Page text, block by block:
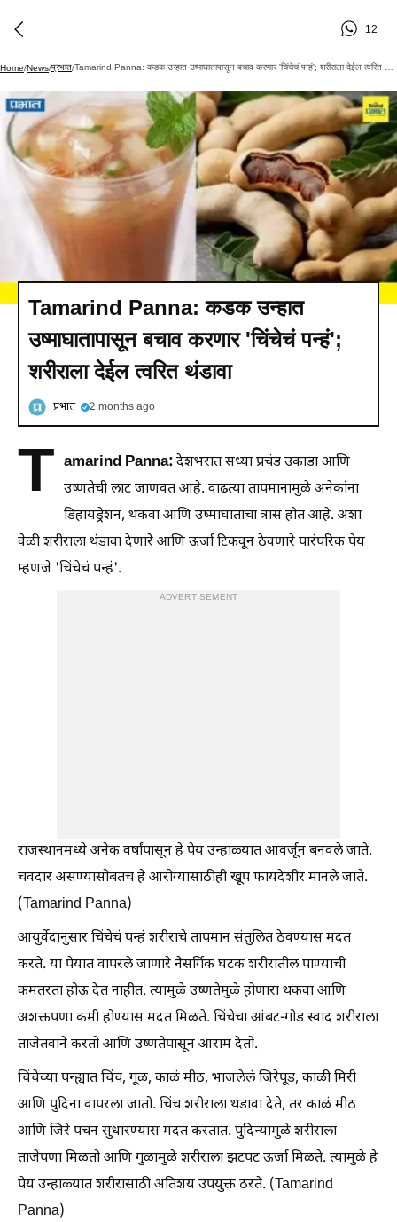
12
Home/News/प्रभात/
Tamarind Panna: कडक उन्हात
उष्माघातापासून बचाव करणार 'चिंचेचं पन्हं';
शरीराला देईल त्वरित थंडावा
प्रभात 2 months ago
T amarind Panna:देशभरात सध्या प्रचंड उकाडा आणि
उष्णतेची लाट जाणवत आहे. वाढत्या तापमानामुळे अनेकांना
डिहायड्रेशन, थकवा आणि उष्माघाताचा त्रास होत आहे. अशा
वेळी शरीराला थंडावा देणारे आणि ऊर्जा टिकवून ठेवणारे पारंपरिक पेय
म्हणजे 'चिंचेचं पन्हं'.
ADVERTISEMENT
राजस्थानमध्ये अनेक वर्षांपासून हे पेय उन्हाळ्यात आवर्जून बनवले जाते.
चवदार असण्यासोबतच हे आरोग्यासाठीही खूप फायदेशीर मानले जाते.
(Tamarind Panna)
आयुर्वेदानुसार चिंचेचं पन्हं शरीराचे तापमान संतुलित ठेवण्यास मदत
करते. या पेयात वापरले जाणारे नैसर्गिक घटक शरीरातील पाण्याची
कमतरता होऊ देत नाहीत. त्यामुळे उष्णतेमुळे होणारा थकवा आणि
अशक्तपणा कमी होण्यास मदत मिळते. चिंचेचा आंबट-गोड स्वाद शरीराला
ताजेतवाने करतो आणि उष्णतेपासून आराम देतो.
चिंचेच्या पन्ह्यात चिंच, गूळ, काळं मीठ, भाजलेलं जिरेपूड, काळी मिरी
आणि पुदिना वापरला जातो. चिंच शरीराला थंडावा देते, तर काळं मीठ
आणि जिरे पचन सुधारण्यास मदत करतात. पुदिन्यामुळे शरीराला
ताजेपणा मिळतो आणि गुळामुळे शरीराला झटपट ऊर्जा मिळते. त्यामुळे हे
पेय उन्हाळ्यात शरीरासाठी अतिशय उपयुक्त ठरते. (Tamarind
Panna)